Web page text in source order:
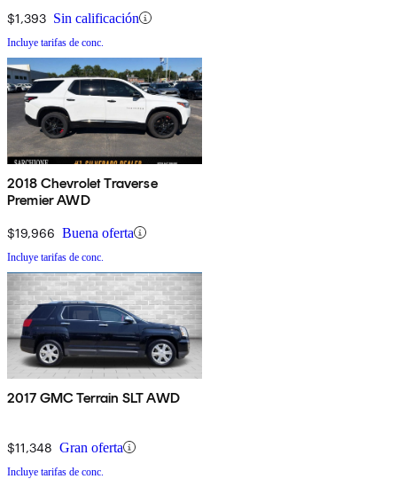
$1,393 Sin calificación
Incluye tarifas de conc.
2018 Chevrolet Traverse
Premier AWD
$19,966 Buena oferta
Incluye tarifas de conc.
2017 GMC Terrain SLT AWD
$11,348 Gran oferta
Incluye tarifas de conc.